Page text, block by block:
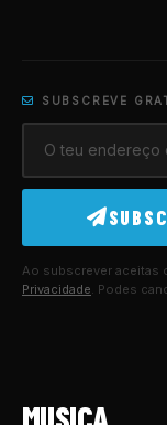
SUBSCREVE
Ao subscrever aceitas
Privacidade . Podes
MUSICA